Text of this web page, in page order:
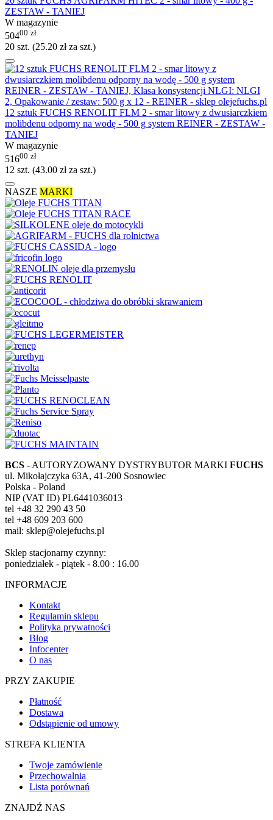
ZESTAW - TANIEJ
W magazynie
50400 zł
20 szt. (25.20 złza szt.)
12 sztuk FUCHS RENOLIT FLM 2 - smar litowy z dwusiarczkiem
molibdenu odporny na wodę - 500 g system REINER - ZESTAW -
TANIEJ
W magazynie
51600 zł
12 szt. (43.00 złza szt.)
NASZE MARKI
BCS - AUTORYZOWANY DYSTRYBUTOR MARKI FUCHS
ul. Mikołajczyka 63A, 41-200 Sosnowiec
Polska - Poland
NIP (VAT ID) PL6441036013
tel +48 32 290 43 50
tel +48 609 203 600
mail: sklep@olejefuchs.pl
Sklep stacjonarny czynny:
poniedziałek - piątek - 8.00 : 16.00
INFORMACJE
Kontakt
Regulamin sklepu
Polityka prywatności
Blog
Infocenter
O nas
PRZY ZAKUPIE
Płatność
Dostawa
Odstąpienie od umowy
STREFA KLIENTA
Twoje zamówienie
Przechowalnia
Lista porównań
ZNAJDŹ NAS